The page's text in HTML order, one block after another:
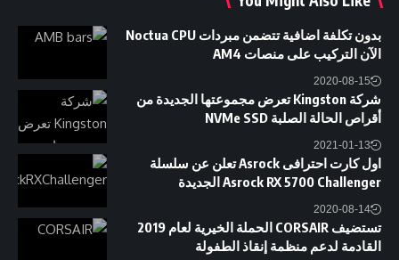
بدون تكلفة اضافية تتضمن مبردات Noctua CPU
الآن التركيب على منصات AM4
2020-08-15
شركة Kingston تعرض مجموعتها الجديدة من
أقراص الحالة الصلبة NVMe SSD
2021-01-13
اول كارت احترافى Asrock تعلن عن سلسلة
Asrock RX 5700 Challenger الجديدة
2020-08-14
تستضيف CORSAIR الحملة الخيرية لعام 2019
القادمة لدعم منظمة إنقاذ الطفولة